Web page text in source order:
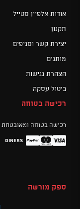
אודות אלפיין סטייל
תקנון
יצירת קשר וסניפים
מותגים
הצהרת נגישות
ביטול עסקה
רכישה בטוחה
רכישה בטוחה
Visa
Mastercard
PayPal
Diners
ספק מורשה